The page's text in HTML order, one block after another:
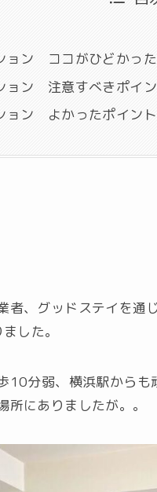
ョン ココがひどかった
ョン 注意すべきポイ
ョン よかったポイント
者、グッドステイを通
した。
10分弱、横浜駅から
にありましたが。。